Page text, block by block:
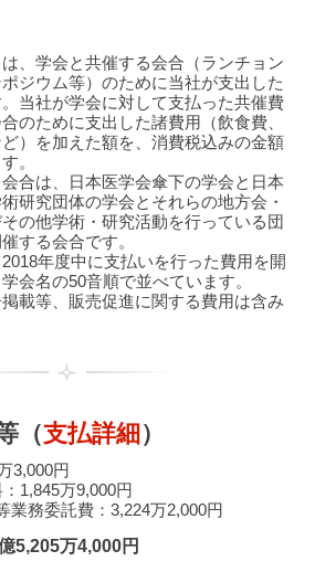
、学会と共催する会合（ランチョン
ジウム等）のために当社が支出した
当社が学会に対して支払った共催費
のために支出した諸費用（飲食費、
）を加えた額を、消費税込みの金額
。
合は、日本医学会傘下の学会と日本
研究団体の学会とそれらの地方会・
の他学術・研究活動を行っている団
する会合です。
年度中に支払いを行った費用を開
会名の50音順で並べています。
載等、販売促進に関する費用は含み
（支払詳細）
3,000円
1,845万9,000円
業務委託費：3,224万2,000円
5,205万4,000円